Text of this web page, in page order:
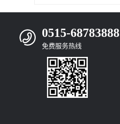
0515-68783888
免费服务热线